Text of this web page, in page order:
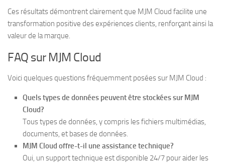
Ces résultats démontrent clairement que MJM Cloud facilite une
transformation positive des expériences clients, renforçant ainsi la
valeur de la marque.
FAQ sur MJM Cloud
Voici quelques questions fréquemment posées sur MJM Cloud :
Quels types de données peuvent être stockées sur MJM
Cloud?
Tous types de données, y compris les fichiers multimédias,
documents, et bases de données.
MJM Cloud offre-t-il une assistance technique?
Oui, un support technique est disponible 24/7 pour aider les